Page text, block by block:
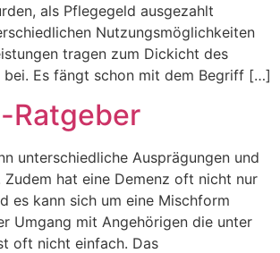
als Pflegegeld ausgezahlt
Nutzungsmöglichkeiten
tragen zum Dickicht des
bei. Es fängt schon mit dem Begriff […]
Ratgeber
unterschiedliche Ausprägungen und
Zudem hat eine Demenz oft nicht nur
es kann sich um eine Mischform
Umgang mit Angehörigen die unter
oft nicht einfach. Das